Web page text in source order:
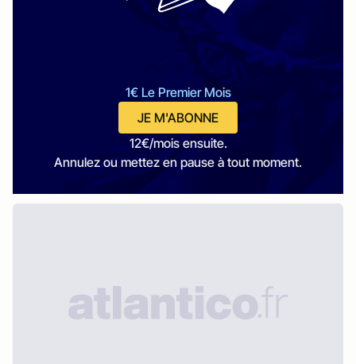
1€ Le Premier Mois
JE M'ABONNE
12€/mois ensuite.
Annulez ou mettez en pause à tout moment.